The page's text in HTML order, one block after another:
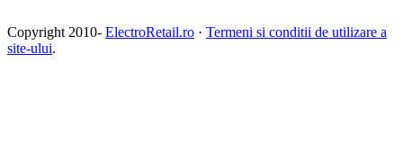
Copyright 2010- ElectroRetail.ro · Termeni si conditii de utilizare a
site-ului.